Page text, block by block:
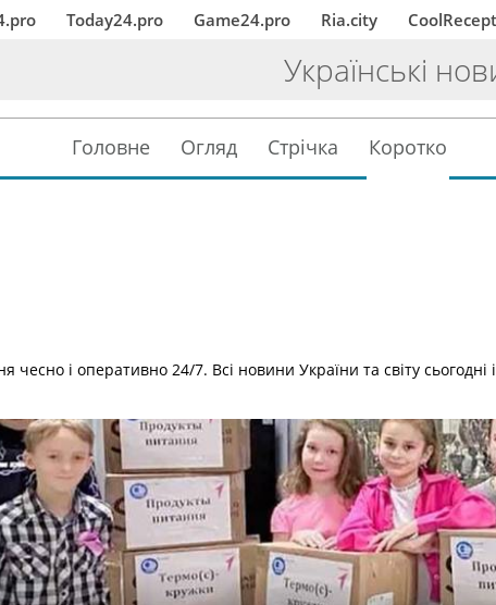
Today24.pro Game24.pro Ria.city
Українські
Головне Огляд Стрічка Коротко
і оперативно 24/7. Всі новини України та світу сьогодні